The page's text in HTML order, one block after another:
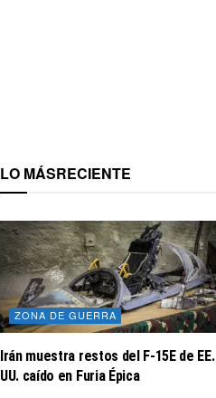
LO MÁSRECIENTE
ZONA DE GUERRA
Irán muestra restos del F-15E de EE.
UU. caído en Furia Épica